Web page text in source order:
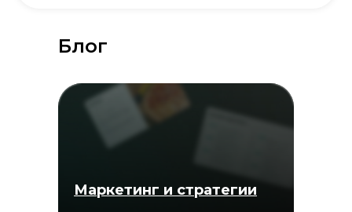
Блог
Маркетинг и стратегии